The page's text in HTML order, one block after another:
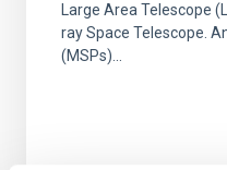
Large Area Telescope
ray Space Telescope.
(MSPs)...